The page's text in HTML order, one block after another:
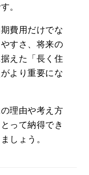
。
費用だけでな
すさ、将来の
えた「長く住
より重要にな
理由や考え方
って納得でき
しょう。